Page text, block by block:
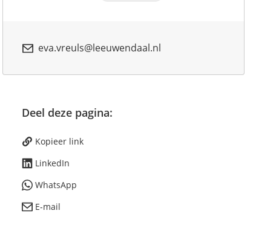
eva.vreuls@leeuwendaal.nl
Deel deze pagina:
Kopieer link
LinkedIn
WhatsApp
E-mail